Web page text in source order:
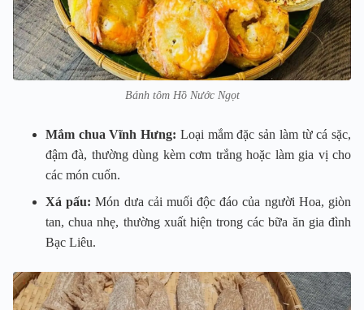
Bánh tôm Hồ Nước Ngọt
Mắm chua Vĩnh Hưng: Loại mắm đặc sản làm từ cá sặc,
đậm đà, thường dùng kèm cơm trắng hoặc làm gia vị cho
các món cuốn.
Xá pấu: Món dưa cải muối độc đáo của người Hoa, giòn
tan, chua nhẹ, thường xuất hiện trong các bữa ăn gia đình
Bạc Liêu.